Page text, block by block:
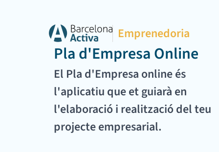
Emprenedoria
Pla d'Empresa Online
El Pla d'Empresa online és
l'aplicatiu que et guiarà en
l'elaboració i realització del teu
projecte empresarial.